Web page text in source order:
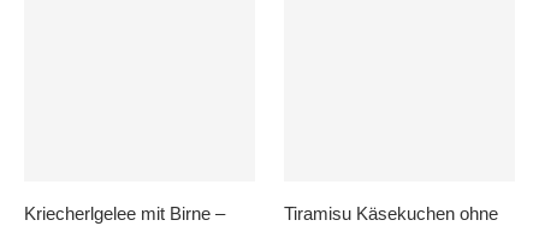
Kriecherlgelee mit Birne –
Tiramisu Käsekuchen ohne